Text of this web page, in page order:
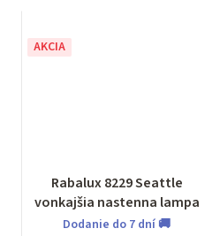
AKCIA
Rabalux 8229 Seattle
vonkajšia nastenna lampa
Dodanie do 7 dní 🚚